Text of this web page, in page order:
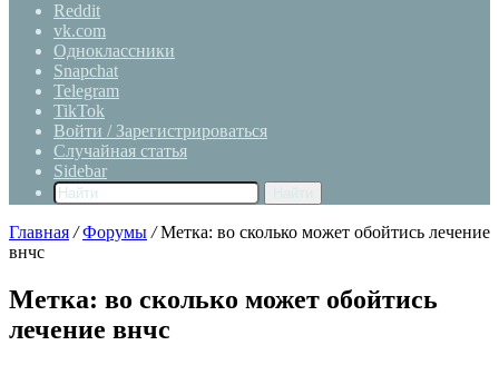
Reddit
vk.com
Одноклассники
Snapchat
Telegram
TikTok
Войти / Зарегистрироваться
Случайная статья
Sidebar
Главная / Форумы / Метка: во сколько может обойтись лечение
внчс
Метка: во сколько может обойтись
лечение внчс